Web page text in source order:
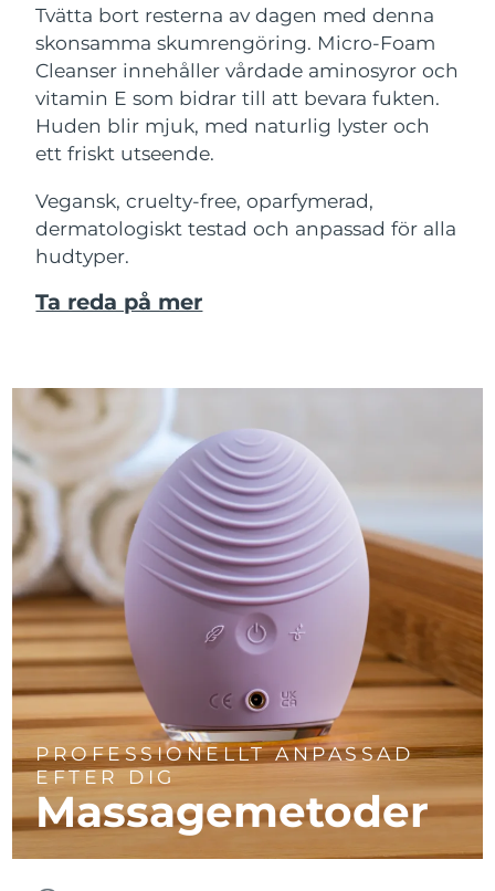
Tvätta bort resterna av dagen med denna
skonsamma skumrengöring. Micro-Foam
Cleanser innehåller vårdade aminosyror och
vitamin E som bidrar till att bevara fukten.
Huden blir mjuk, med naturlig lyster och
ett friskt utseende.
Vegansk, cruelty-free, oparfymerad,
dermatologiskt testad och anpassad för alla
hudtyper.
Ta reda på mer
PROFESSIONELLT ANPASSAD
EFTER DIG
Massagemetoder